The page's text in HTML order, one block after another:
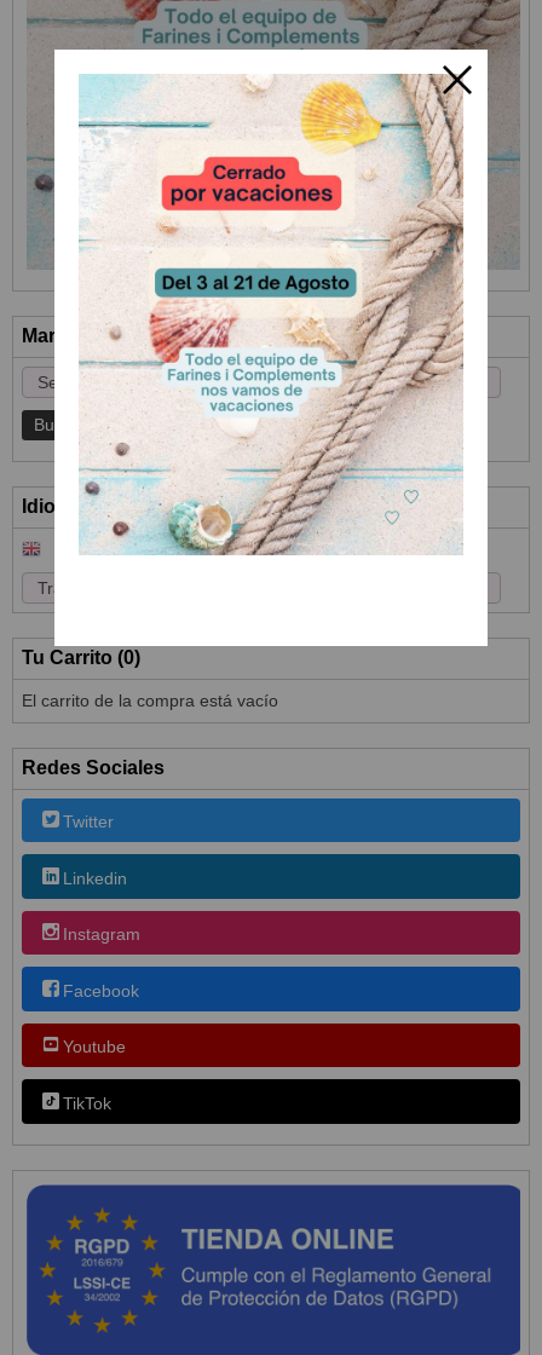
Marcas
Idioma
Tu Carrito (0)
El carrito de la compra está vacío
Redes Sociales
Twitter
Linkedin
Instagram
Facebook
Youtube
TikTok